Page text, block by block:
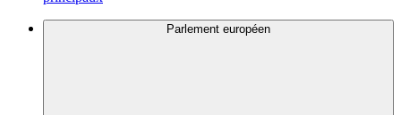
Parlement européen